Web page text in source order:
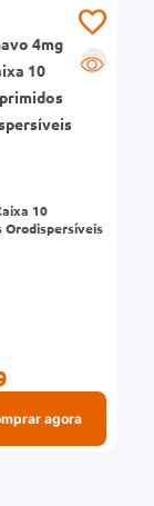
R
10
Orodispersíveis
agora